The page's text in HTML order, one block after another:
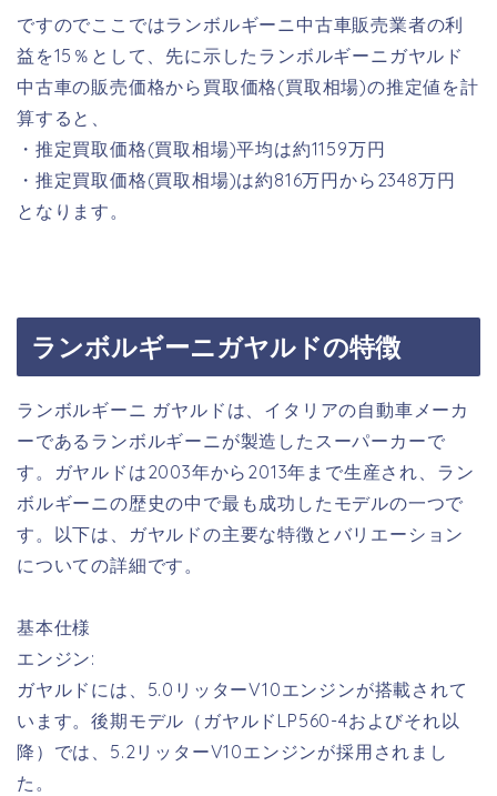
ですのでここではランボルギーニ中古車販売業者の利
益を15％として、先に示したランボルギーニガヤルド
中古車の販売価格から買取価格(買取相場)の推定値を計
算すると、
・推定買取価格(買取相場)平均は約1159万円
・推定買取価格(買取相場)は約816万円から2348万円
となります。
ランボルギーニガヤルドの特徴
ランボルギーニ ガヤルドは、イタリアの自動車メーカ
ーであるランボルギーニが製造したスーパーカーで
す。ガヤルドは2003年から2013年まで生産され、ラン
ボルギーニの歴史の中で最も成功したモデルの一つで
す。以下は、ガヤルドの主要な特徴とバリエーション
についての詳細です。
基本仕様
エンジン:
ガヤルドには、5.0リッターV10エンジンが搭載されて
います。後期モデル（ガヤルドLP560-4およびそれ以
降）では、5.2リッターV10エンジンが採用されまし
た。